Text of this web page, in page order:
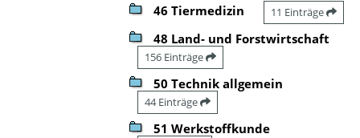
46 Tiermedizin 11 Einträge
48 Land- und Forstwirtschaft
156 Einträge
50 Technik allgemein
44 Einträge
51 Werkstoffkunde